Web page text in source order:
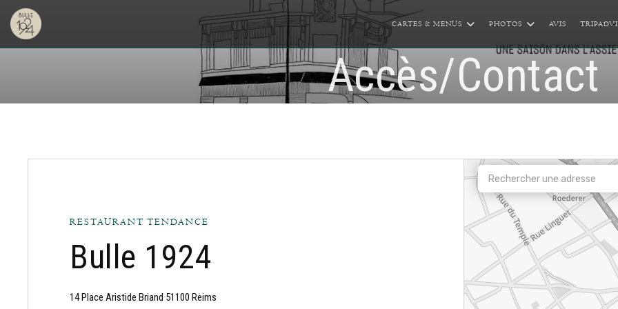
CARTES & MENUS PHOTOS AVIS
Accès/Contact
RESTAURANT TENDANCE
Bulle 1924
14 Place Aristide Briand 51100 Reims